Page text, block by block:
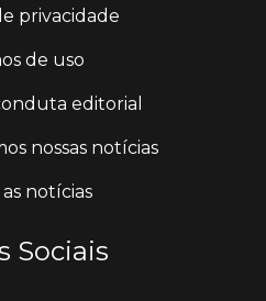
privacidade
de uso
editorial
nossas notícias
as notícias
Sociais